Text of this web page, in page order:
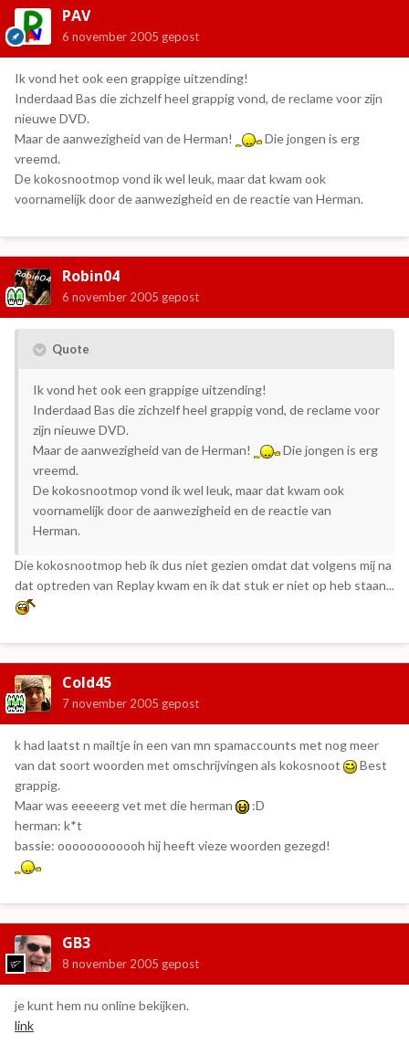
PAV
6 november 2005 gepost
Ik vond het ook een grappige uitzending!
Inderdaad Bas die zichzelf heel grappig vond, de reclame voor zijn
nieuwe DVD.
Maar de aanwezigheid van de Herman!
Die jongen is erg
vreemd.
De kokosnootmop vond ik wel leuk, maar dat kwam ook
voornamelijk door de aanwezigheid en de reactie van Herman.
Robin04
6 november 2005 gepost
Quote
Ik vond het ook een grappige uitzending!
Inderdaad Bas die zichzelf heel grappig vond, de reclame voor
zijn nieuwe DVD.
Maar de aanwezigheid van de Herman!
Die jongen is erg
vreemd.
De kokosnootmop vond ik wel leuk, maar dat kwam ook
voornamelijk door de aanwezigheid en de reactie van
Herman.
Die kokosnootmop heb ik dus niet gezien omdat dat volgens mij na
dat optreden van Replay kwam en ik dat stuk er niet op heb staan...
Cold45
7 november 2005 gepost
k had laatst n mailtje in een van mn spamaccounts met nog meer
van dat soort woorden met omschrijvingen als kokosnoot
Best
grappig.
Maar was eeeeerg vet met die herman
:D
herman: k*t
bassie: oooooooooooh hij heeft vieze woorden gezegd!
GB3
8 november 2005 gepost
je kunt hem nu online bekijken.
link